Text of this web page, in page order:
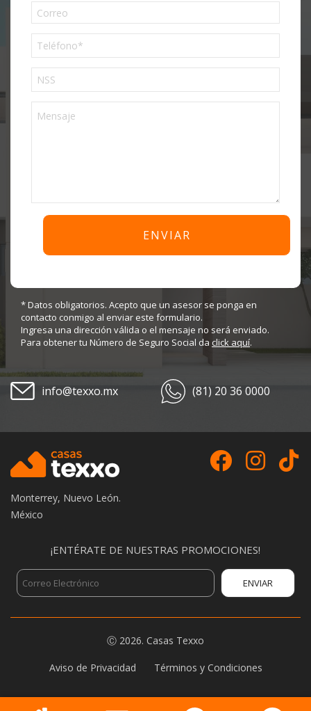
Phone
* Datos obligatorios. Acepto que un asesor se ponga en
contacto conmigo al enviar este formulario.
Ingresa una dirección válida o el mensaje no será enviado.
Para obtener tu Número de Seguro Social da click aquí.
info@texxo.mx (81) 20 36 0000
Monterrey, Nuevo León.
México
¡ENTÉRATE DE NUESTRAS PROMOCIONES!
Ⓒ 2026. Casas Texxo
Footer
Aviso de Privacidad Términos y Condiciones